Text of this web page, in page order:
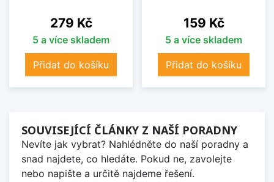
Cena
279 Kč
5 a více skladem
Přidat do košíku
Cena
159 Kč
5 a více skladem
Přidat do košíku
SOUVISEJÍCÍ ČLÁNKY Z NAŠÍ PORADNY
Nevíte jak vybrat? Nahlédněte do naší poradny a
snad najdete, co hledáte. Pokud ne, zavolejte
nebo napište a určitě najdeme řešení.